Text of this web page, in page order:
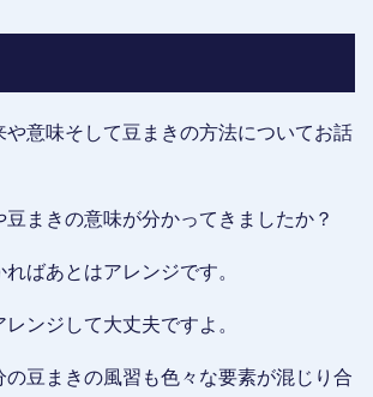
や意味そして豆まきの方法についてお話
まきの意味が分かってきましたか？
ばあとはアレンジです。
ンジして大丈夫ですよ。
の豆まきの風習も色々な要素が混じり合